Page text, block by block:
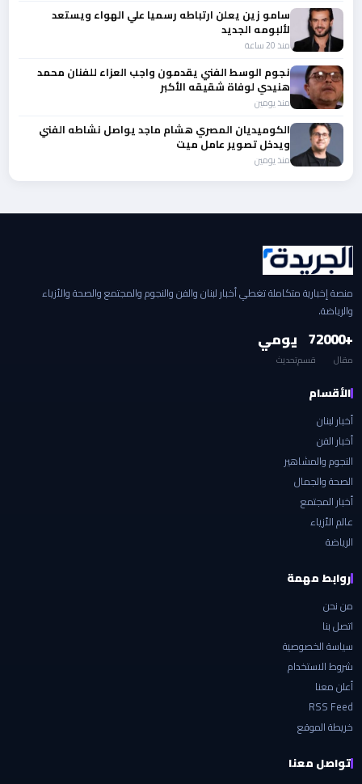
سامو زين يعلن ارتباطه رسميا علي الهواء ويستعد
لألبومه الجديد
منذ 20 ساعة
نجوم الوسط الفني يقدمون واجب العزاء للفنان محمد
هنيدي لوفاة شقيقه الأكبر
منذ يومين
الكوميديان المصري هشام ماجد يواصل نشاطه الفني
ويدخل تصوير عامل ميت
منذ يومين
منصة إخبارية متكاملة تغطي أخبار لبنان والفن والنجوم والمجتمع والصحة والأزياء
والرياضة.
+2000
مقال
7
قسم
يومي
تحديث
الأقسام
أخبار لبنان
أخبار الفن
النجوم والمشاهير
الصحة والجمال
أخبار المجتمع
عالم الأزياء
الرياضة
روابط مهمة
من نحن
اتصل بنا
سياسة الخصوصية
شروط الاستخدام
أعلن معنا
RSS Feed
خريطة الموقع
تواصل معنا